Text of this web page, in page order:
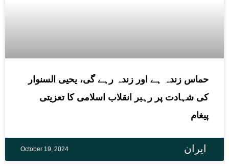
ایران
حماس زندہ ہے اور زندہ رہے گی، یحیی السنوار
کی شہادت پر رہبر انقلاب اسلامی کا تعزیتی
پیغام
October 19, 2024